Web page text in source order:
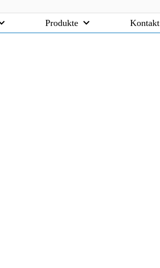
Produkte Kontakt